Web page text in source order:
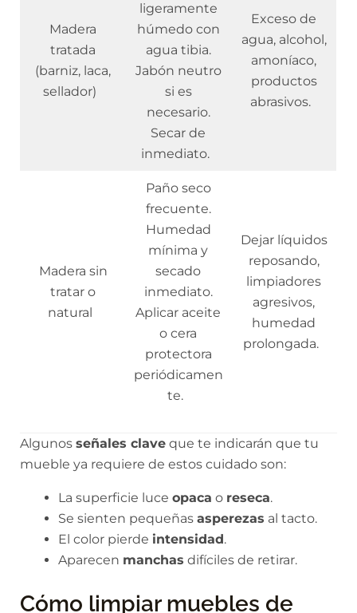
Madera
tratada
(barniz, laca,
sellador)
ligeramente
húmedo con
agua tibia.
Jabón neutro
si es
necesario.
Secar de
inmediato.
Exceso de
agua, alcohol,
amoníaco,
productos
abrasivos.
Madera sin
tratar o
natural
Paño seco
frecuente.
Humedad
mínima y
secado
inmediato.
Aplicar aceite
o cera
protectora
periódicamen
te.
Dejar líquidos
reposando,
limpiadores
agresivos,
humedad
prolongada.
Algunos señales clave que te indicarán que tu
mueble ya requiere de estos cuidado son:
La superficie luce opaca o reseca.
Se sienten pequeñas asperezas al tacto.
El color pierde intensidad .
Aparecen manchas difíciles de retirar.
Cómo limpiar muebles de